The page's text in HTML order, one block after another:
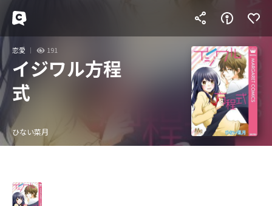
恋愛 191
イジワル方程
式
ひない菜月